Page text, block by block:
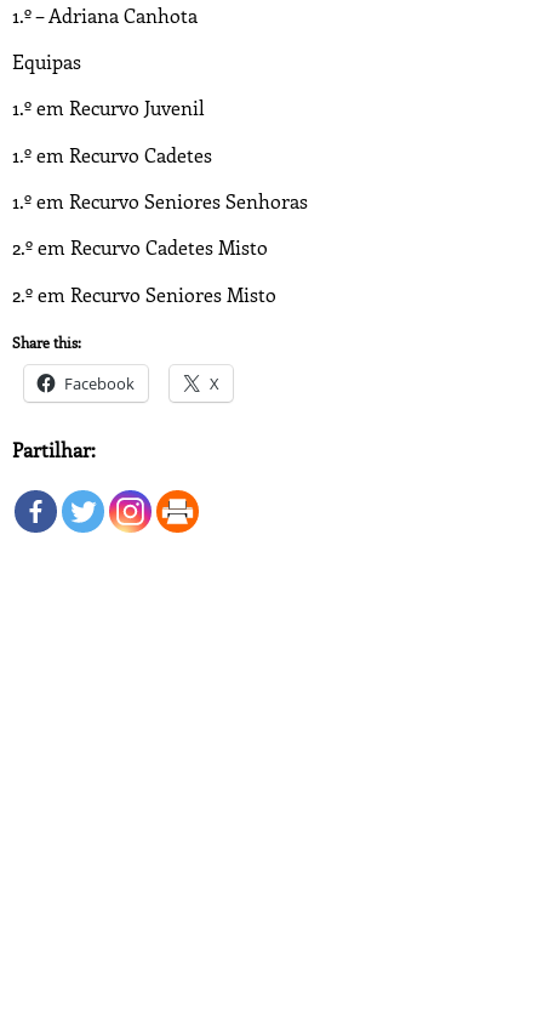
1.º – Adriana Canhota
Equipas
1.º em Recurvo Juvenil
1.º em Recurvo Cadetes
1.º em Recurvo Seniores Senhoras
2.º em Recurvo Cadetes Misto
2.º em Recurvo Seniores Misto
Share this:
Facebook X
Partilhar: